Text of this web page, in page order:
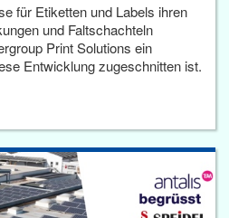
für Etiketten und Labels ihren
und Faltschachteln
Print Solutions ein
Entwicklung zugeschnitten ist.